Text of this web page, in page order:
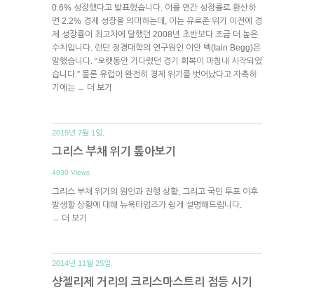
0.6% 성장했다고 발표했습니다. 이를 연간 성장률로 환산하
면 2.2% 경제 성장을 의미하는데, 이는 유로존 위기 이전에 경
제 성장률이 최고치에 달했던 2008년 초반보다 조금 더 높은
수치입니다. 런던 정경대학의 연구원인 이안 벡(Iain Begg)은
말했습니다. “오랫동안 기다렸던 경기 회복이 마침내 시작되었
습니다.” 물론 유럽이 완전히 경제 위기를 벗어났다고 자축하
기에는 → 더 보기
2015년 7월 1일.
그리스 부채 위기 톺아보기
4030 Views
그리스 부채 위기의 원인과 진행 상황, 그리고 국민 투표 이후
발생할 상황에 대해 뉴욕타임즈가 쉽게 설명해드립니다.
→ 더 보기
2014년 11월 25일.
샹젤리제 거리의 크리스마스트리 점등 시기